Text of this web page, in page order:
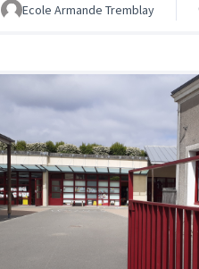
Ecole Armande Tremblay